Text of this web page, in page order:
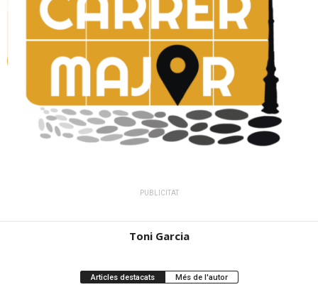
PUBLICITAT
Toni Garcia
Articles destacats Més de l'autor